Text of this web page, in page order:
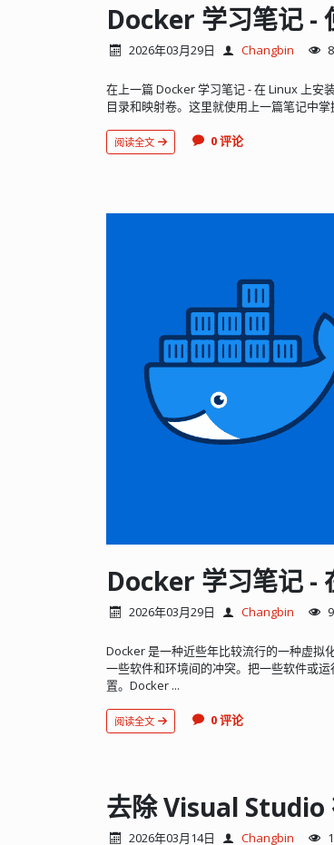
2026年03月29日 Changbin
在上一篇 Docker 学习笔记 - 在 Linux 上安
目录和映射卷。这里就使用上一篇笔记中
阅读全文 0 评论
Docker 学习笔记 -
2026年03月29日 Changbin
Docker 是一种近些年比较流行的一种虚拟
一些软件和环境间的冲突。把一些软件或
置。Docker ...
阅读全文 0 评论
去除 Visual Studio
2026年03月14日 Changbin